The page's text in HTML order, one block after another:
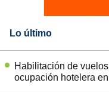
Lo último
Habilitación de
ocupación hotelera